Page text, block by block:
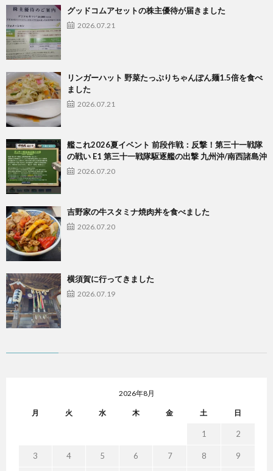
グッドコムアセットの株主優待が届きました
2026.07.21
リンガーハット 野菜たっぷりちゃんぽん麺1.5倍を食べ
ました
2026.07.21
艦これ2026夏イベント 前段作戦：反撃！第三十一戦隊
の戦い E1 第三十一戦隊駆逐艦の出撃 九州沖/南西諸島沖
2026.07.20
吉野家の牛スタミナ焼肉丼を食べました
2026.07.20
横須賀に行ってきました
2026.07.19
2026年8月
月 火 水 木 金 土 日
1 2
3 4 5 6 7 8 9